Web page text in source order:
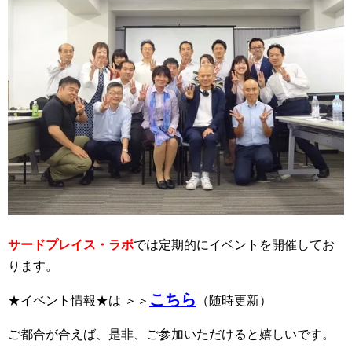
サードプレイス・ラボでは定期的にイベントを開催してお
ります。
★イベント情報★は ＞＞ こちら （随時更新）
ご都合が合えば、是非、ご参加いただけると嬉しいです。